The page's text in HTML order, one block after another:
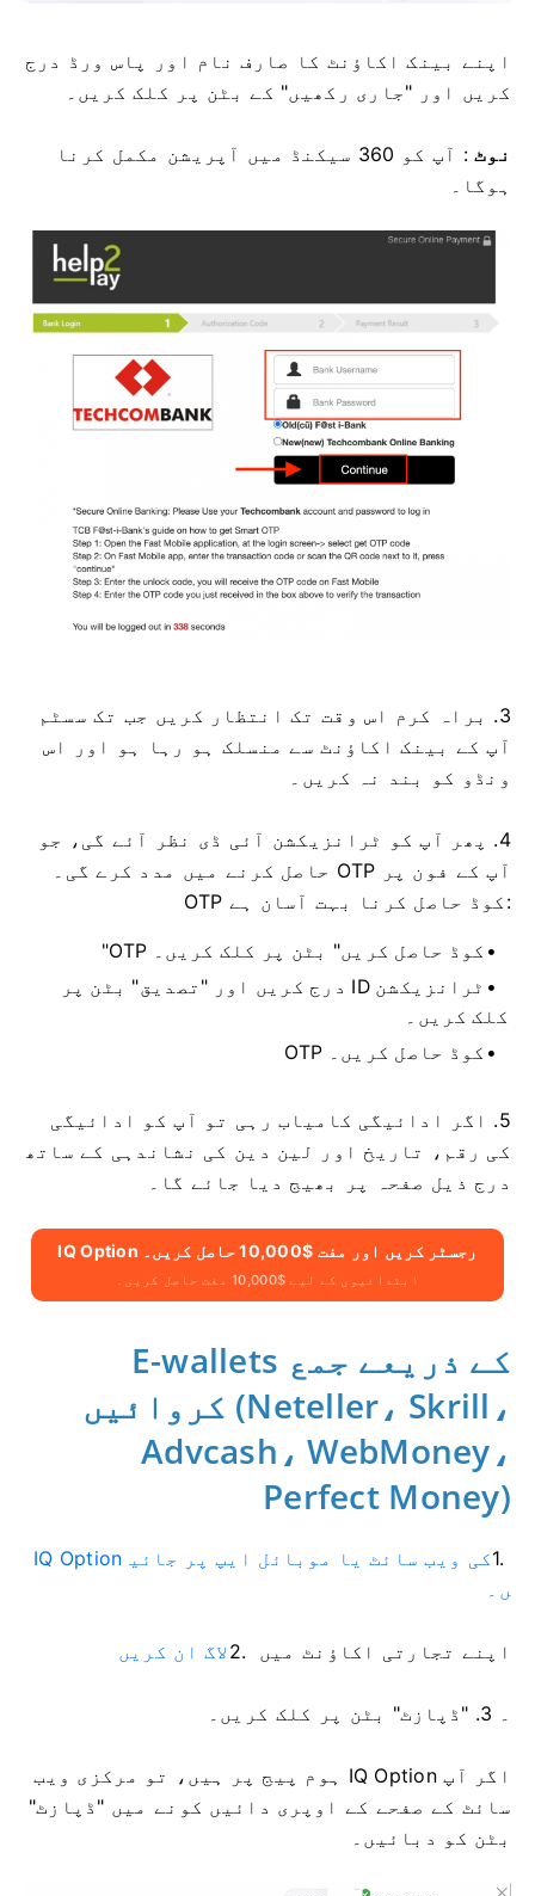
اپنے بینک اکاؤنٹ کا صارف نام اور پاس ورڈ درج
کریں اور "جاری رکھیں" کے بٹن پر کلک کریں۔
نوٹ
: آپ کو 360 سیکنڈ میں آپریشن مکمل کرنا
ہوگا۔
3. براہ کرم اس وقت تک انتظار کریں جب تک سسٹم
آپ کے بینک اکاؤنٹ سے منسلک ہو رہا ہو اور اس
ونڈو کو بند نہ کریں۔
4. پھر آپ کو ٹرانزیکشن آئی ڈی نظر آئے گی، جو
آپ کے فون پر OTP حاصل کرنے میں مدد کرے گی۔
OTP کوڈ حاصل کرنا بہت آسان ہے:
"OTP کوڈ حاصل کریں" بٹن پر کلک کریں۔
ٹرانزیکشن ID درج کریں اور "تصدیق" بٹن پر
کلک کریں۔
OTP کوڈ حاصل کریں۔
5. اگر ادائیگی کامیاب رہی تو آپ کو ادائیگی
کی رقم، تاریخ اور لین دین کی نشاندہی کے ساتھ
درج ذیل صفحہ پر بھیج دیا جائے گا۔
IQ Option رجسٹر کریں اور مفت $10,000 حاصل کریں۔
ابتدائیوں کے لیے $10,000 مفت حاصل کریں۔
E-wallets کے ذریعے جمع
کروائیں (Neteller، Skrill،
Advcash، WebMoney،
Perfect Money)
1.
IQ Option کی ویب سائٹ یا موبائل ایپ پر جائی
ں۔
2. اپنے تجارتی اکاؤنٹ میں لاگ ان کریں
۔ 3. "ڈپازٹ" بٹن پر کلک کریں۔
اگر آپ IQ Option ہوم پیج پر ہیں، تو مرکزی ویب
سائٹ کے صفحے کے اوپری دائیں کونے میں "ڈپازٹ"
بٹن کو دبائیں۔